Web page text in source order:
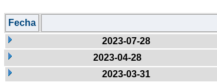
Fecha
2023-07-28
2023-04-28
2023-03-31